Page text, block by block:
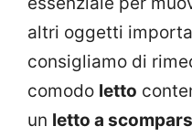
altri oggetti
consigliamo di
comodo letto
un letto a